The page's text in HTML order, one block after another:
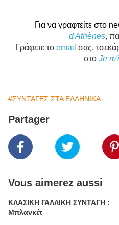
Για να γραφτείτε στο
d'Athènes,
Γράφετε το email σας,
στο Je
#ΣΥΝΤΑΓΕΣ ΣΤΑ ΕΛΛΗΝΙΚΑ
Partager
Vous aimerez aussi
ΚΛΑΣΙΚΗ ΓΑΛΛΙΚΗ ΣΥΝΤΑΓΗ :
Μπλανκέτ